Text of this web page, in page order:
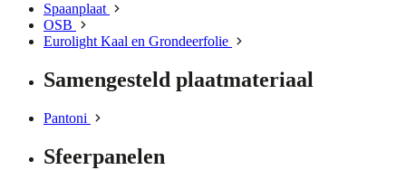
Spaanplaat
OSB
Eurolight Kaal en Grondeerfolie
Samengesteld plaatmateriaal
Pantoni
Sfeerpanelen